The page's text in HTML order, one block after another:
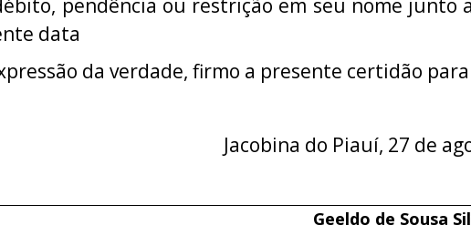
pendência ou restrição em seu nome junto a
data
da verdade, firmo a presente certidão
Jacobina do Piauí, 27 de
Geeldo de Sousa